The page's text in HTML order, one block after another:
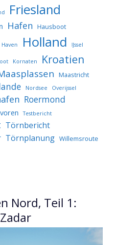
Friesland
Hafen Hausboot
Haven Holland IJssel
Kornaten Kroatien
Maastricht
Nordsee Overijssel
Roermond
Testbericht
Törnbericht
Törnplanung Willemsroute
Nord, Teil 1: